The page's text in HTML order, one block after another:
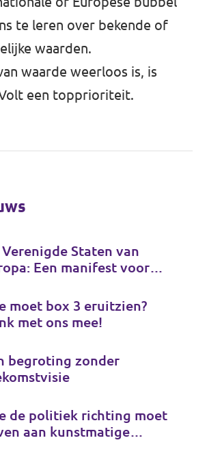
te leren over bekende of
waarden.
waarde weerloos is, is
een topprioriteit.
Verenigde Staten van
Een manifest voor
moet box 3 eruitzien?
met ons mee!
begroting zonder
de politiek richting moet
aan kunstmatige